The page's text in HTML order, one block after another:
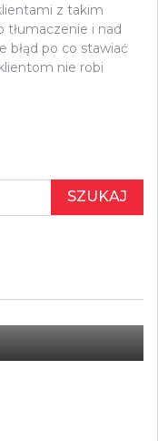
z takim
i nad
błąd po co stawiać
nie robi